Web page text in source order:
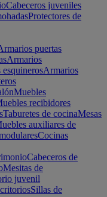
Cabeceros juveniles
Protectores de
puertas
Armarios
Armarios
Muebles
recibidores
Taburetes de cocinaMesas
auxiliares de
Cocinas
Cabeceros de
Mesitas de
juvenil
Sillas de